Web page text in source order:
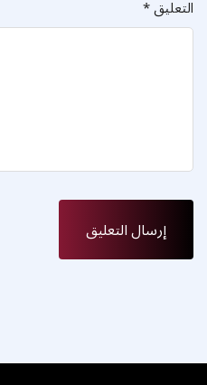
التعليق*